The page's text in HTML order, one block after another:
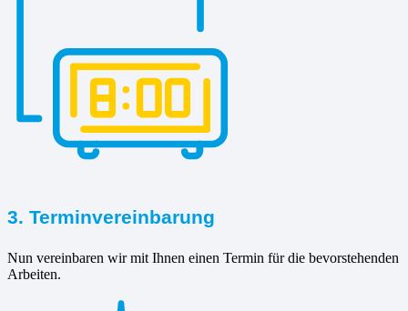
3. Terminvereinbarung
Nun vereinbaren wir mit Ihnen einen Termin für die bevorstehenden
Arbeiten.